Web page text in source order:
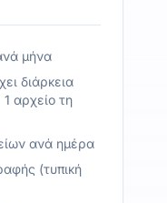
μήνα
διάρκεια
αρχείο τη
ανά ημέρα
(τυπική